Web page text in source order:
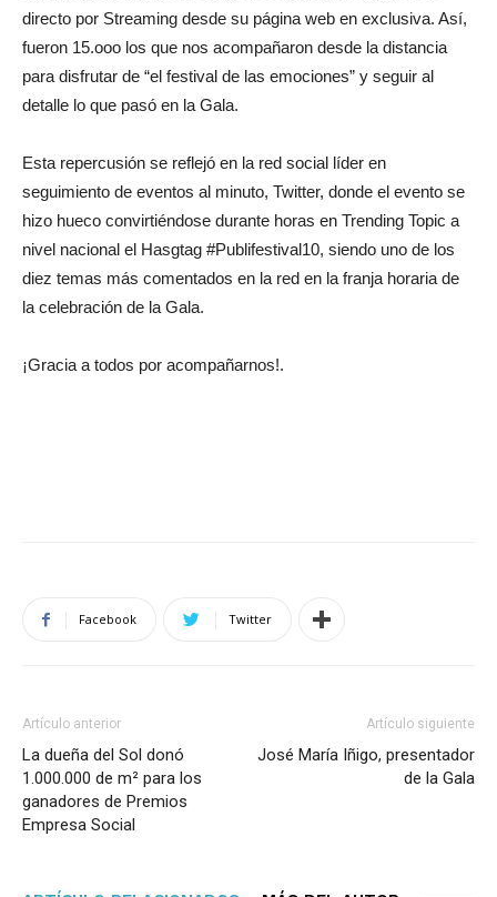
directo por Streaming desde su página web en exclusiva. Así,
fueron 15.ooo los que nos acompañaron desde la distancia
para disfrutar de “el festival de las emociones” y seguir al
detalle lo que pasó en la Gala.
Esta repercusión se reflejó en la red social líder en
seguimiento de eventos al minuto, Twitter, donde el evento se
hizo hueco convirtiéndose durante horas en Trending Topic a
nivel nacional el Hasgtag #Publifestival10, siendo uno de los
diez temas más comentados en la red en la franja horaria de
la celebración de la Gala.
¡Gracia a todos por acompañarnos!.
Facebook Twitter
Artículo anterior
La dueña del Sol donó
1.000.000 de m² para los
ganadores de Premios
Empresa Social
Artículo siguiente
José María Iñigo, presentador
de la Gala